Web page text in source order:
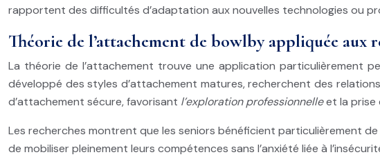
rapportent des difficultés d’adaptation aux nouvelles technologies ou
Théorie de l’attachement de bowlby appliquée aux
La théorie de l’attachement trouve une application particulièrement
développé des styles d’attachement matures, recherchent des
d’attachement sécure, favorisant l’exploration professionnelleet la prise
Les recherches montrent que les seniors bénéficient particulièrement
de mobiliser pleinement leurs compétences sans l’anxiété liée à